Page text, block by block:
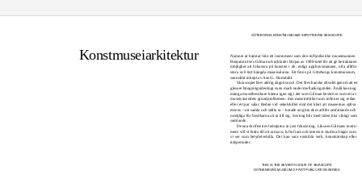
GÖTEBORGS KONSTMUSEUMS SKRIFTSERIESKIASCOPE
Namnet är hämtat från ett instrument som den inﬂytelserike museimannen
Benjamin Ives Gilman utvecklade i början av 1900-talet för att ge betraktaren
möjlighet att fokusera på konsten i de, enligt upphovsmannen, ofta alltför
stora och tätt hängda museisalarna. Ett ﬁnns på Göteborgs konstmuseum,
sannolikt inköpt av Axel L. Romdahl.
Konstmuseiarkitektur
Skiascopet blev aldrig någon succé. Det blev kanske obsolet genom att en
glesare hängningsideologi vann mark under mellankrigstiden. Ändå kan nog
många museibesökare känna igen sig i det som Gilman beskriver som ett av
museiväsendets grundproblemen: den museitrötthet som inﬁnner sig redan
efter ett par salar. Redan vid sekelskiftet stod det klart att museernas själva
essens – att samla och ställa ut – hotade att göra dem alltför omfattande och
omöjliga för besökarna att ta till sig. Sovring blir med tiden lika viktigt som
samlande.
Denna skriftseries ledstjärna är just fokusering. Liksom Gilmans instru-
ment vill vi bidra till att rama in, lyfta fram och intensivt studera frågor som
vi ser som betydelsefulla. Det kan vara enskilda verk, konstnärskap eller
tidsperioder.
THIS IS THE SEVENTH ISSUE OF SKIASCOPE
GOTHENBURG MUSEUM OF ART PUBLICATION SERIES